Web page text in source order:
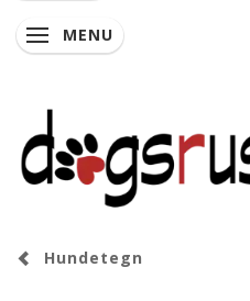
SKIFTE NAVIGATION
MENU
Hundetegn